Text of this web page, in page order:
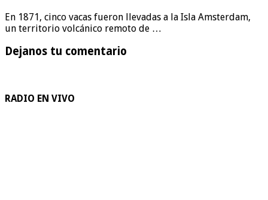
En 1871, cinco vacas fueron llevadas a la Isla Amsterdam,
un territorio volcánico remoto de …
Dejanos tu comentario
RADIO EN VIVO